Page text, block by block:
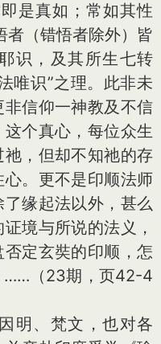
是真如；常如其性
者（错悟者除外）皆
识，及其所生七转
唯识”之理。此非未
信仰一神教及不信
个真心，每位众生
，但却不知祂的存
。更不是印顺法师
缘起法以外，甚么
境与所说的法义，
定玄奘的印顺，怎
……（23期，页42-4
、梵文，也对各